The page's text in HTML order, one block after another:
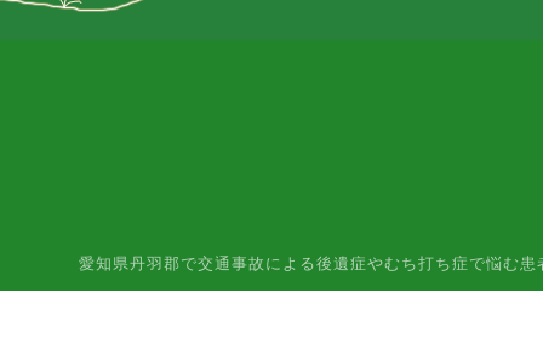
愛知県丹羽郡で交通事故による後遺症やむち打ち症で悩